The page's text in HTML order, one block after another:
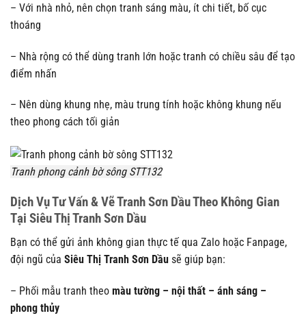
– Với nhà nhỏ, nên chọn tranh sáng màu, ít chi tiết, bố cục
thoáng
– Nhà rộng có thể dùng tranh lớn hoặc tranh có chiều sâu để tạo
điểm nhấn
– Nên dùng khung nhẹ, màu trung tính hoặc không khung nếu
theo phong cách tối giản
Tranh phong cảnh bờ sông STT132
Dịch Vụ Tư Vấn & Vẽ Tranh Sơn Dầu Theo Không Gian
Tại Siêu Thị Tranh Sơn Dầu
Bạn có thể gửi ảnh không gian thực tế qua Zalo hoặc Fanpage,
đội ngũ của Siêu Thị Tranh Sơn Dầu sẽ giúp bạn:
– Phối mẫu tranh theo màu tường – nội thất – ánh sáng –
phong thủy